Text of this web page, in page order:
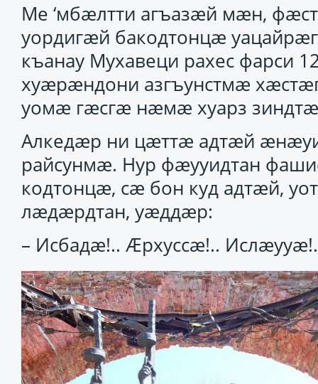
Ме ‘мбӕлтти агъазӕй мӕн,
уордигӕй бакодтонцӕ
къанау Мухавеци рахес фарси
хуӕрӕндони азгъунстмӕ
уомӕ гӕсгӕ нӕмӕ хуарз
Алкедӕр ни цӕттӕ адтӕй
райсунмӕ. Нур фӕууидтан
кодтонцӕ, сӕ бон куд адтӕй,
лӕдӕрдтан, уӕддӕр:
– Исбадӕ!.. Ӕрхуссӕ!..